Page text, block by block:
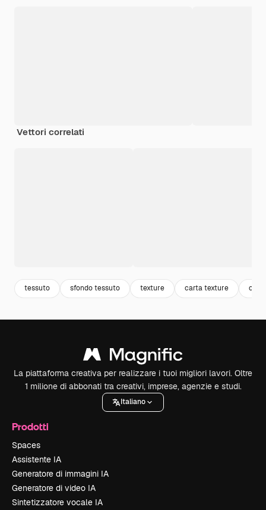
Vettori correlati
tessuto sfondo tessuto texture carta texture carta
La piattaforma creativa per realizzare i tuoi migliori lavori. Oltre
1 milione di abbonati tra creativi, imprese, agenzie e studi.
Italiano
Prodotti
Spaces
Assistente IA
Generatore di immagini IA
Generatore di video IA
Sintetizzatore vocale IA